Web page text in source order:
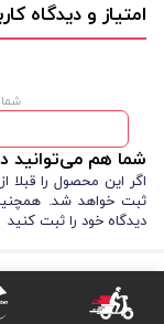
امتیاز و دیدگاه
شما
شما هم می‌توانید
اگر این محصول را قبلا
ثبت خواهد شد.
دیدگاه خود را ثبت کنید